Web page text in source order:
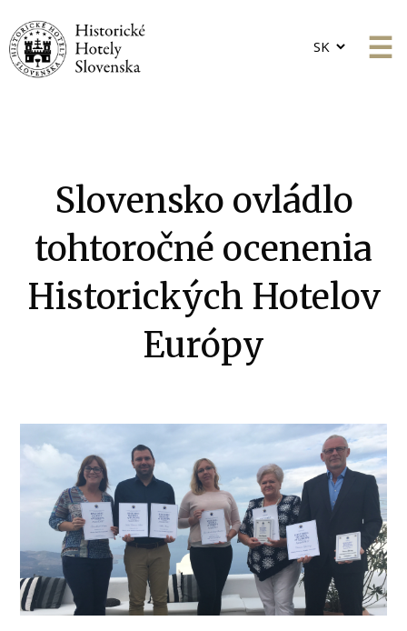
Choose
Slovensko ovládlo
tohtoročné ocenenia
Historických Hotelov
Európy